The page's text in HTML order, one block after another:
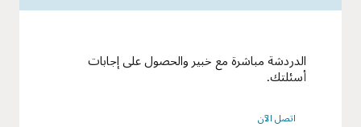
الدردشة مباشرة مع خبير والحصول على إجابات
أسئلتك.
اتصل الآن